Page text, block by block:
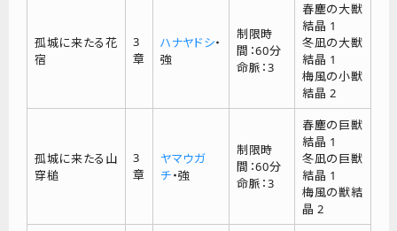
孤城に来たる花
宿
3
章
ハナヤドシ・
強
制限時
間：60分
命脈：3
春塵の大獣
結晶 1
冬凪の大獣
結晶 1
梅風の小獣
結晶 2
孤城に来たる山
穿槌
3
章
ヤマウガ
チ・強
制限時
間：60分
命脈：3
春塵の巨獣
結晶 1
冬凪の巨獣
結晶 1
梅風の獣結
晶 2